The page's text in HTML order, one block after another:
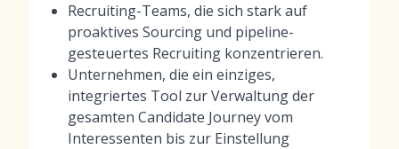
Recruiting-Teams, die sich stark auf
proaktives Sourcing und pipeline-
gesteuertes Recruiting konzentrieren.
Unternehmen, die ein einziges,
integriertes Tool zur Verwaltung der
gesamten Candidate Journey vom
Interessenten bis zur Einstellung